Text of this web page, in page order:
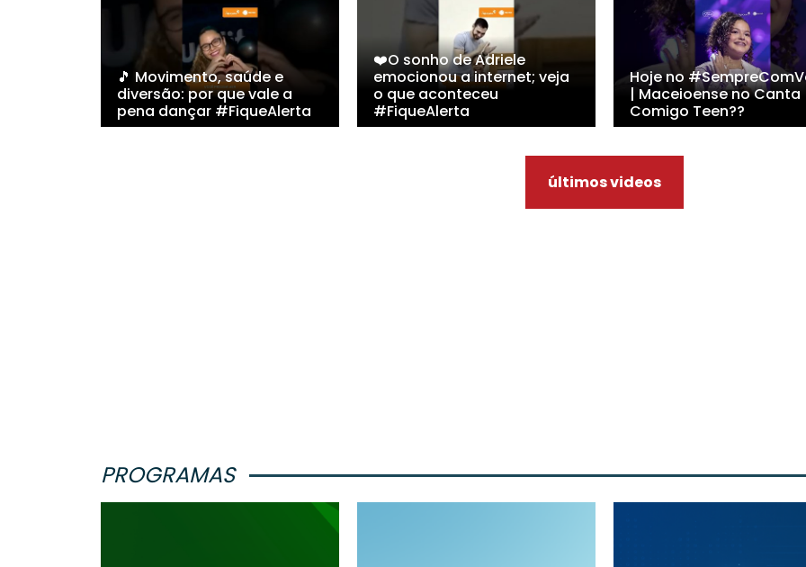
🎵 Movimento, saúde e
diversão: por que vale a
pena dançar #FiqueAlerta
❤️O sonho de Adriele
emocionou a internet; veja
o que aconteceu
#FiqueAlerta
Hoje no
| Maceioense no Canta
Comigo Teen??
últimos videos
PROGRAMAS